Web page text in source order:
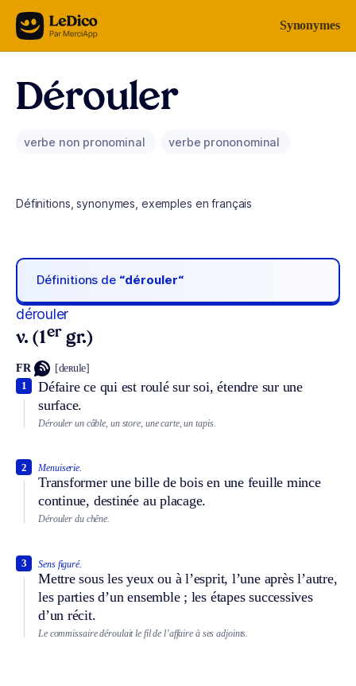
Aller au contenu Synonymes
Dérouler
verbe non pronominal verbe prononominal
Définitions, synonymes, exemples en français
Définitions de “dérouler“
dérouler
v. (1er gr.)
FR [deʀule]
Défaire ce qui est roulé sur soi, étendre sur une
surface.
1
Dérouler un câble, un store, une carte, un tapis.
Menuiserie.
Transformer une bille de bois en une feuille mince
continue, destinée au placage.
2
Dérouler du chêne.
Sens figuré.
Mettre sous les yeux ou à l’esprit, l’une après l’autre,
les parties d’un ensemble ; les étapes successives
d’un récit.
3
Le commissaire déroulait le fil de l’affaire à ses adjoints.